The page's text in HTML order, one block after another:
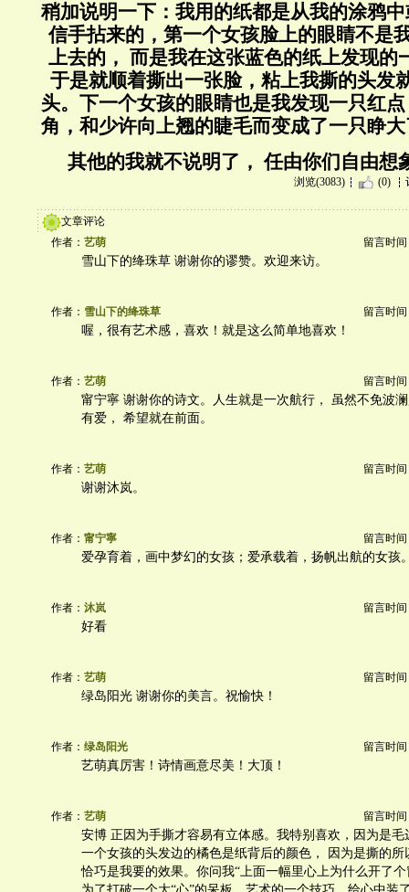
稍加说明一下：我用的纸都是从我的涂鸦
信手拈来的，第一个女孩脸上的眼睛不是
上去的， 而是我在这张蓝色的纸上发现的
于是就顺着撕出一张脸，粘上我撕的头发
头。下一个女孩的眼睛也是我发现一只红
角，和少许向上翘的睫毛而变成了一只睁
其他的我就不说明了， 任由你们自由想
浏览(3083) (0)
文章评论
作者： 艺萌 留言时间
雪山下的绛珠草 谢谢你的谬赞。欢迎来访。
作者： 雪山下的绛珠草 留言时间
喔，很有艺术感，喜欢！就是这么简单地喜欢！
作者： 艺萌 留言时间
甯宁寧 谢谢你的诗文。人生就是一次航行， 虽然不免波
有爱， 希望就在前面。
作者： 艺萌 留言时间
谢谢沐岚。
作者： 甯宁寧 留言时间
爱孕育着，画中梦幻的女孩；爱承载着，扬帆出航的女孩
作者： 沐岚 留言时间
好看
作者： 艺萌 留言时间
绿岛阳光 谢谢你的美言。祝愉快！
作者： 绿岛阳光 留言时间
艺萌真厉害！诗情画意尽美！大顶！
作者： 艺萌 留言时间
安博 正因为手撕才容易有立体感。我特别喜欢，因为是毛
一个女孩的头发边的橘色是纸背后的颜色， 因为是撕的所
恰巧是我要的效果。你问我“上面一幅里心上为什么开了